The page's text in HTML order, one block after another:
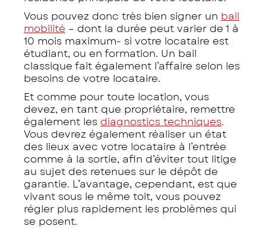
Vous pouvez donc très bien signer un bail
mobilité – dont la durée peut varier de 1 à
10 mois maximum- si votre locataire est
étudiant, ou en formation. Un bail
classique fait également l’affaire selon les
besoins de votre locataire.
Et comme pour toute location, vous
devez, en tant que propriétaire, remettre
également les diagnostics techniques.
Vous devrez également réaliser un état
des lieux avec votre locataire à l’entrée
comme à la sortie, afin d’éviter tout litige
au sujet des retenues sur le dépôt de
garantie. L’avantage, cependant, est que
vivant sous le même toit, vous pouvez
régler plus rapidement les problèmes qui
se posent.